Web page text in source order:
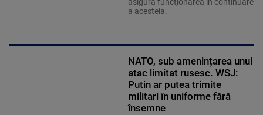
a acesteia.
NATO, sub amenințarea unui
atac limitat rusesc. WSJ:
Putin ar putea trimite
militari în uniforme fără
însemne